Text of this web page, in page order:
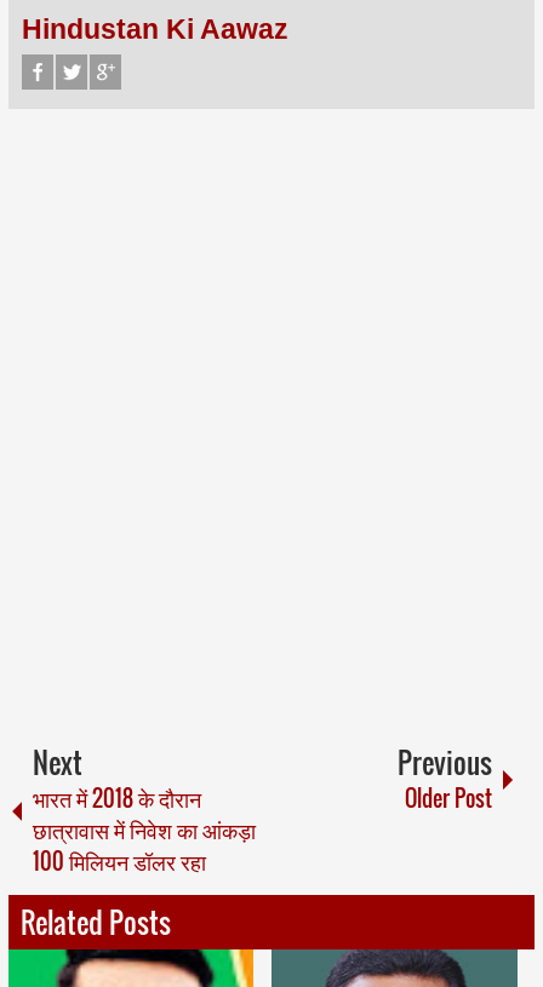
Hindustan Ki Aawaz
Next
भारत में 2018 के दौरान
छात्रावास में निवेश का आंकड़ा
100 मिलियन डॉलर रहा
Previous
Older Post
Related Posts